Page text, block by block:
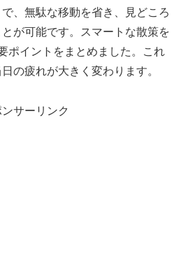
、無駄な移動を省き、見どころ
が可能です。スマートな散策を
ポイントをまとめました。これ
の疲れが大きく変わります。
ンサーリンク